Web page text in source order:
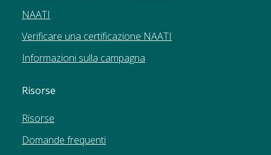
NAATI
Verificare una certificazione NAATI
Informazioni sulla campagna
Risorse
Risorse
Domande frequenti